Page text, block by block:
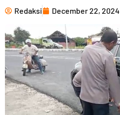
Redaksi December 22, 2024